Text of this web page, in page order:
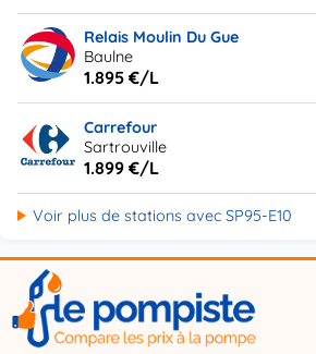
Relais Moulin Du Gue
Baulne
1.895 €/L
Carrefour
Sartrouville
1.899 €/L
Voir plus de stations avec SP95-E10